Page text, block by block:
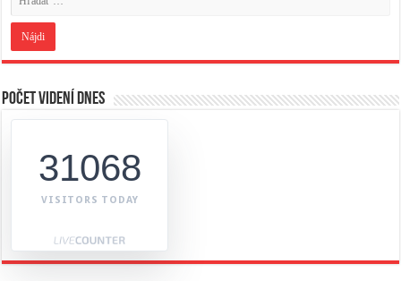
Počet videní dnes
31068
VISITORS TODAY